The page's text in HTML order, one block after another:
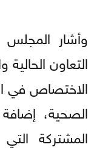
وأشار المجلس
التعاون
الاختصاص في
الصحية، إضافة
المشتركة